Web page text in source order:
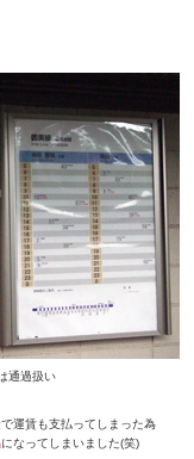
通過扱い
運賃も支払ってしまった為
になってしまいました(笑)